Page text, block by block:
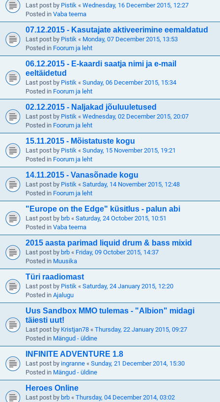
Last post by Pistik « Wednesday, 16 December 2015, 12:27
Posted in Vaba teema
07.12.2015 - Kasutajate aktiveerimine eemaldatud
Last post by Pistik « Monday, 07 December 2015, 13:53
Posted in Foorum ja leht
06.12.2015 - E-kaardi saatja nimi ja e-mail
eeltäidetud
Last post by Pistik « Sunday, 06 December 2015, 15:34
Posted in Foorum ja leht
02.12.2015 - Naljakad jõuluuletused
Last post by Pistik « Wednesday, 02 December 2015, 20:07
Posted in Foorum ja leht
15.11.2015 - Mõistatuste kogu
Last post by Pistik « Sunday, 15 November 2015, 19:21
Posted in Foorum ja leht
14.11.2015 - Vanasõnade kogu
Last post by Pistik « Saturday, 14 November 2015, 12:48
Posted in Foorum ja leht
"Europe on the Edge" küsitlus - palun abi
Last post by brb « Saturday, 24 October 2015, 10:51
Posted in Vaba teema
2015 aasta parimad liquid drum & bass mixid
Last post by brb « Friday, 09 October 2015, 14:37
Posted in Muusika
Türi raadiomast
Last post by Pistik « Saturday, 24 January 2015, 12:20
Posted in Ajalugu
Uus Sandbox MMO tulemas - "Albion" midagi
täiesti uut!
Last post by Kristjan78 « Thursday, 22 January 2015, 09:27
Posted in Mängud - üldine
INFINITE ADVENTURE 1.8
Last post by ingranne « Sunday, 21 December 2014, 15:30
Posted in Mängud - üldine
Heroes Online
Last post by brb « Thursday, 04 December 2014, 03:02